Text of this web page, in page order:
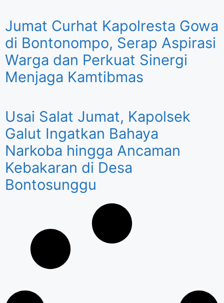
Jumat Curhat Kapolresta Gowa
di Bontonompo, Serap Aspirasi
Warga dan Perkuat Sinergi
Menjaga Kamtibmas
Usai Salat Jumat, Kapolsek
Galut Ingatkan Bahaya
Narkoba hingga Ancaman
Kebakaran di Desa
Bontosunggu